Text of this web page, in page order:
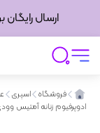
ارسال رایگان بر
فروشگاه اسپری
ادوپرفیوم زنانه آمتیس وودی